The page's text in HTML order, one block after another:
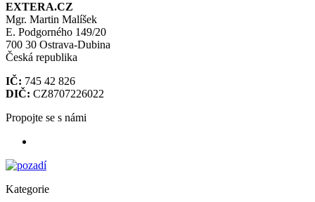
EXTERA.CZ
Mgr. Martin Malíšek
E. Podgorného 149/20
700 30 Ostrava-Dubina
Česká republika
IČ: 745 42 826
DIČ: CZ8707226022
Propojte se s námi
Kategorie